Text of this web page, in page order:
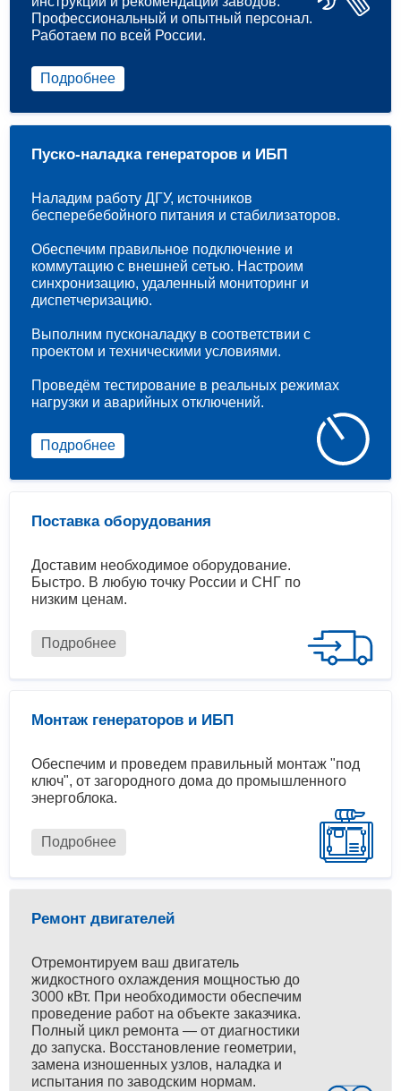
Профессиональный и опытный персонал.
Работаем по всей России.
Подробнее
Поставка оборудования
Доставим необходимое оборудование.
Быстро. В любую точку России и СНГ по
низким ценам.
Подробнее
Монтаж генераторов и ИБП
Обеспечим и проведем правильный монтаж "под
ключ", от загородного дома до промышленного
энергоблока.
Подробнее
Пуско-наладка генераторов и ИБП
Наладим работу ДГУ, источников
бесперебебойного питания и стабилизаторов.
Обеспечим правильное подключение и
коммутацию с внешней сетью. Настроим
синхронизацию, удаленный мониторинг и
диспетчеризацию.
Выполним пусконаладку в соответствии с
проектом и техническими условиями.
Проведём тестирование в реальных режимах
нагрузки и аварийных отключений.
Подробнее
Ремонт двигателей
Отремонтируем ваш двигатель
жидкостного охлаждения мощностью до
3000 кВт. При необходимости обеспечим
проведение работ на объекте заказчика.
Полный цикл ремонта — от диагностики
до запуска. Восстановление геометрии,
замена изношенных узлов, наладка и
испытания по заводским нормам.